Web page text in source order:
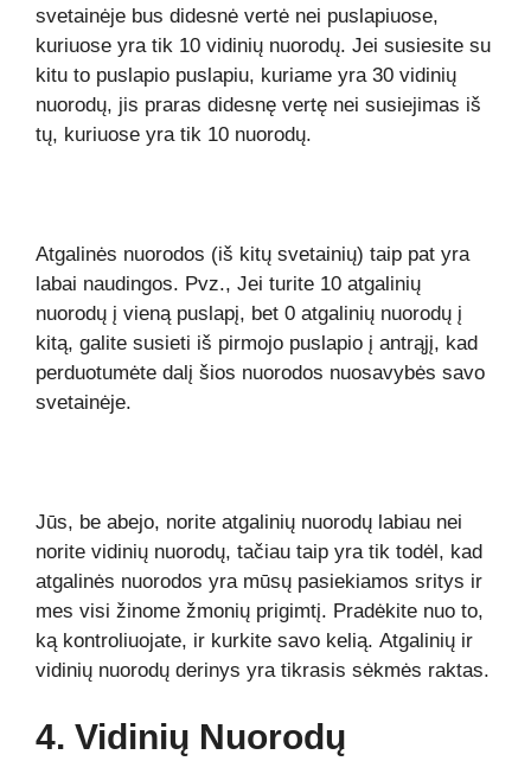
svetainėje bus didesnė vertė nei puslapiuose,
kuriuose yra tik 10 vidinių nuorodų. Jei susiesite su
kitu to puslapio puslapiu, kuriame yra 30 vidinių
nuorodų, jis praras didesnę vertę nei susiejimas iš
tų, kuriuose yra tik 10 nuorodų.
Atgalinės nuorodos (iš kitų svetainių) taip pat yra
labai naudingos. Pvz., Jei turite 10 atgalinių
nuorodų į vieną puslapį, bet 0 atgalinių nuorodų į
kitą, galite susieti iš pirmojo puslapio į antrąjį, kad
perduotumėte dalį šios nuorodos nuosavybės savo
svetainėje.
Jūs, be abejo, norite atgalinių nuorodų labiau nei
norite vidinių nuorodų, tačiau taip yra tik todėl, kad
atgalinės nuorodos yra mūsų pasiekiamos sritys ir
mes visi žinome žmonių prigimtį. Pradėkite nuo to,
ką kontroliuojate, ir kurkite savo kelią. Atgalinių ir
vidinių nuorodų derinys yra tikrasis sėkmės raktas.
4. Vidinių Nuorodų